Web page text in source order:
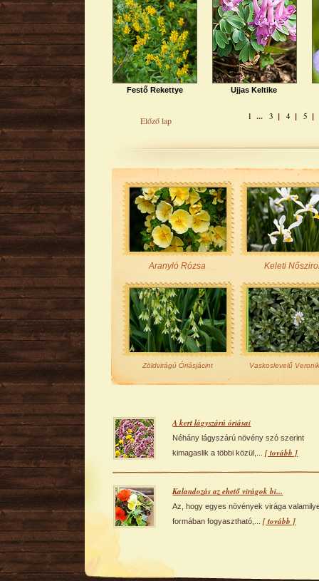
Festő Rekettye Ujjas Keltike
Előző lap 1 ... 3 | 4 | 5
Aranyló Rózsa Keleti
Zöldvirágú Óriásjácint Vaskoslevelű
A kert lágyszárú óriásai
Néhány lágyszárú növény szó szerint
kimagaslik a többi közül,...[ tovább ]
Kalandozás az ehető virágok bi...
Az, hogy egyes növények virága
formában fogyasztható,...[ tovább ]